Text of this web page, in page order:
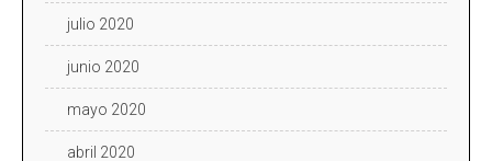
julio 2020
junio 2020
mayo 2020
abril 2020